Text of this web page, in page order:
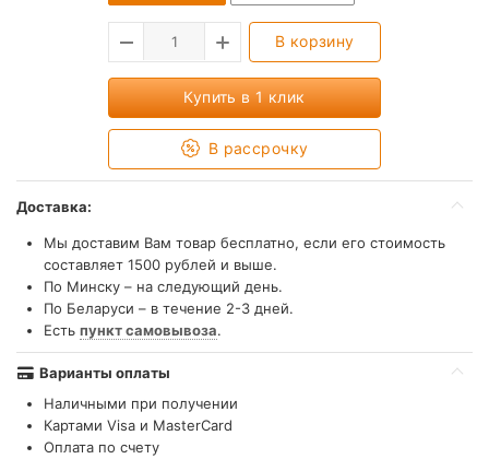
В корзину
Купить в 1 клик
В рассрочку
Доставка:
Мы доставим Вам товар бесплатно, если его стоимость
составляет 1500 рублей и выше.
По Минску – на следующий день.
По Беларуси – в течение 2-3 дней.
Есть пункт самовывоза.
Варианты оплаты
Наличными при получении
Картами Visa и MasterCard
Оплата по счету